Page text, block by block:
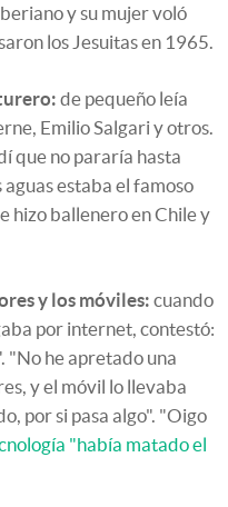
y su mujer voló
los Jesuitas en 1965.
de pequeño leía
Emilio Salgari y otros.
que no pararía hasta
estaba el famoso
hizo ballenero en Chile y
y los móviles: cuando
por internet, contestó:
"No he apretado una
y el móvil lo llevaba
por si pasa algo". "Oigo
"había matado el